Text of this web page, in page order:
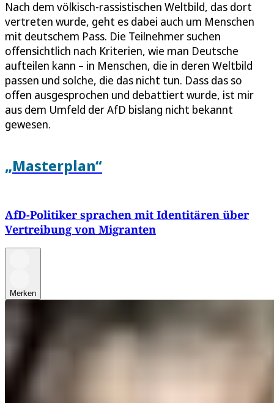
Nach dem völkisch-rassistischen Weltbild, das dort
vertreten wurde, geht es dabei auch um Menschen
mit deutschem Pass. Die Teilnehmer suchen
offensichtlich nach Kriterien, wie man Deutsche
aufteilen kann – in Menschen, die in deren Weltbild
passen und solche, die das nicht tun. Dass das so
offen ausgesprochen und debattiert wurde, ist mir
aus dem Umfeld der AfD bislang nicht bekannt
gewesen.
„Masterplan“
AfD-Politiker sprachen mit Identitären über
Vertreibung von Migranten
Merken